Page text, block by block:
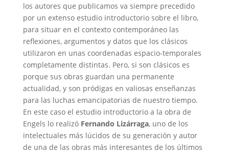
los autores que publicamos va siempre precedido
por un extenso estudio introductorio sobre el libro,
para situar en el contexto contemporáneo las
reflexiones, argumentos y datos que los clásicos
utilizaron en unas coordenadas espacio-temporales
completamente distintas. Pero, si son clásicos es
porque sus obras guardan una permanente
actualidad, y son pródigas en valiosas enseñanzas
para las luchas emancipatorias de nuestro tiempo.
En este caso el estudio introductorio a la obra de
Engels lo realizó Fernando Lizárraga, uno de los
intelectuales más lúcidos de su generación y autor
de una de las obras más interesantes de los últimos